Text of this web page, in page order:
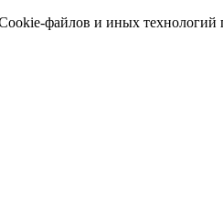
файлов и иных технологий